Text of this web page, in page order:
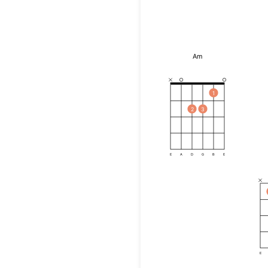
Am
2 3
1
E A D G B E
E